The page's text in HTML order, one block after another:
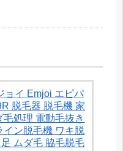
ョイ Emjoi エピパ
脱毛器 脱毛機 家
処理 電動毛抜き
イン脱毛機 ワキ脱
ムダ毛 脇毛脱毛